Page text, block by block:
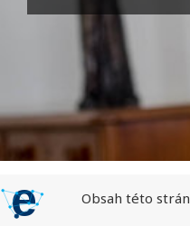
Obsah této